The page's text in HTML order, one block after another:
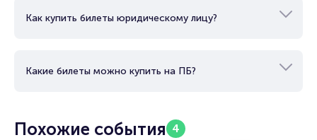
Как купить билеты юридическому лицу?
Какие билеты можно купить на ПБ?
Похожие события 4